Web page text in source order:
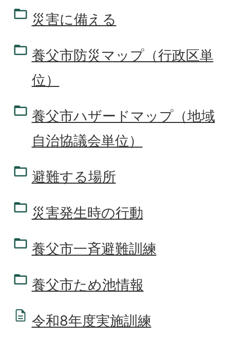
災害に備える
養父市防災マップ（行政区単
位）
養父市ハザードマップ（地域
自治協議会単位）
避難する場所
災害発生時の行動
養父市一斉避難訓練
養父市ため池情報
令和8年度実施訓練